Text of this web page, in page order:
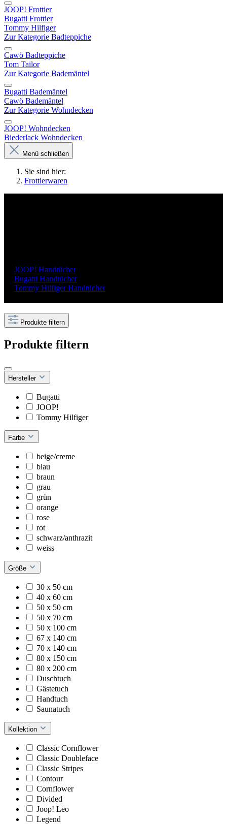
JOOP! Frottier
Bugatti Frottier
Tommy Hilfiger
Zur Kategorie Badteppiche
Cawö Badteppiche
Tom Tailor
Zur Kategorie Bademäntel
Bugatti Bademäntel
Cawö Bademäntel
Zur Kategorie Wohndecken
JOOP! Wohndecken
Biederlack Wohndecken
Menü schließen
Sie sind hier:
Frottierwaren
JOOP! Handtücher
Bugatti Handtücher
Tommy Hilfiger Handtücher
Produkte filtern
Produkte filtern
Hersteller
Bugatti
JOOP!
Tommy Hilfiger
Farbe
beige/creme
blau
braun
grau
grün
orange
rose
rot
schwarz/anthrazit
weiss
Größe
30 x 50 cm
40 x 60 cm
50 x 50 cm
50 x 70 cm
50 x 100 cm
67 x 140 cm
70 x 140 cm
80 x 150 cm
80 x 200 cm
Duschtuch
Gästetuch
Handtuch
Saunatuch
Kollektion
Classic Cornflower
Classic Doubleface
Classic Stripes
Contour
Cornflower
Divided
Joop! Leo
Legend